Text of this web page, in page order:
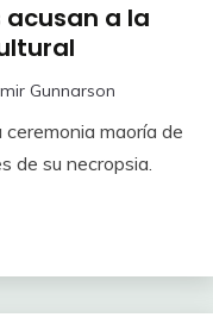
a la
Gunnarson
maoría de
de su necropsia.